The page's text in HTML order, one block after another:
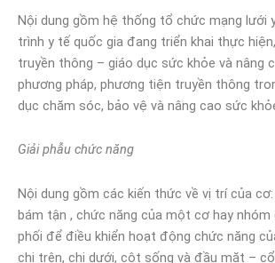
Nội dung gồm hệ thống tổ chức mạng lưới
trình y tế quốc gia đang triển khai thực
truyền thông – giáo dục sức khỏe và nâng
phương pháp, phương tiện truyền thông
dục chăm sóc, bảo vệ và nâng cao sức
Giải phẫu chức năng
Nội dung gồm các kiến thức về vị trí của cơ:
bám tận , chức năng của một cơ hay nhóm
phối để điều khiển hoạt động chức năng
chi trên, chi dưới, cột sống và đầu mặt –